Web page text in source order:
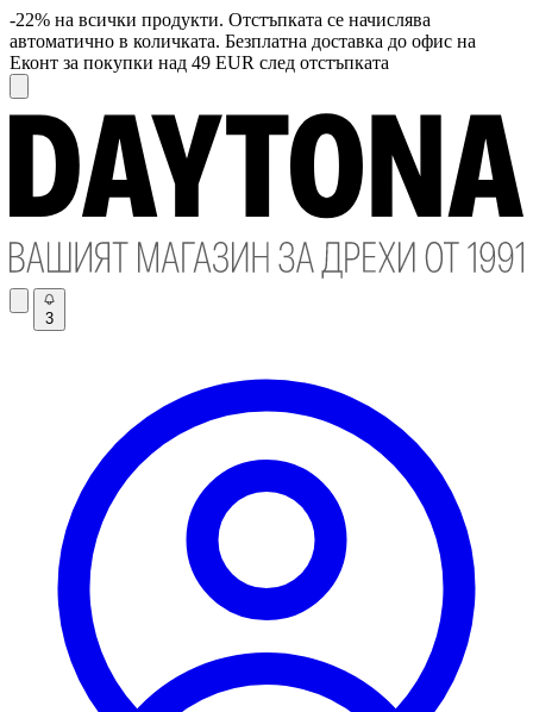
-22% на всички продукти. Отстъпката се начислява
автоматично в количката. Безплатна доставка до офис на
Еконт за покупки над 49 EUR след отстъпката
3